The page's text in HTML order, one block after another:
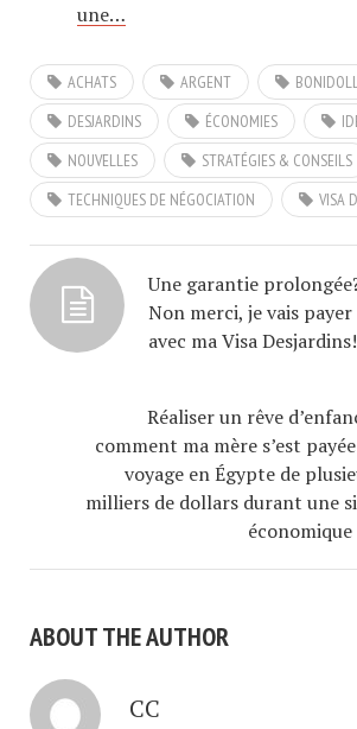
une…
ACHATS ARGENT
DESJARDINS
ÉCONOMIES
NOUVELLES
STRATÉGIES & CONSEILS
TECHNIQUES DE NÉGOCIATION
VISA
Une garantie
Non merci, je vais payer
avec ma Visa Desjardins!
Réaliser un rêve
comment ma mère s’est
voyage en Égypte de
milliers de dollars durant une
ABOUT THE AUTHOR
CC